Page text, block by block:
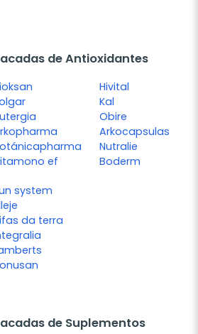
de Antioxidantes
ef
Hivital
Kal
Obire
Arkocapsulas
Nutralie
Boderm
system
da terra
de Suplementos